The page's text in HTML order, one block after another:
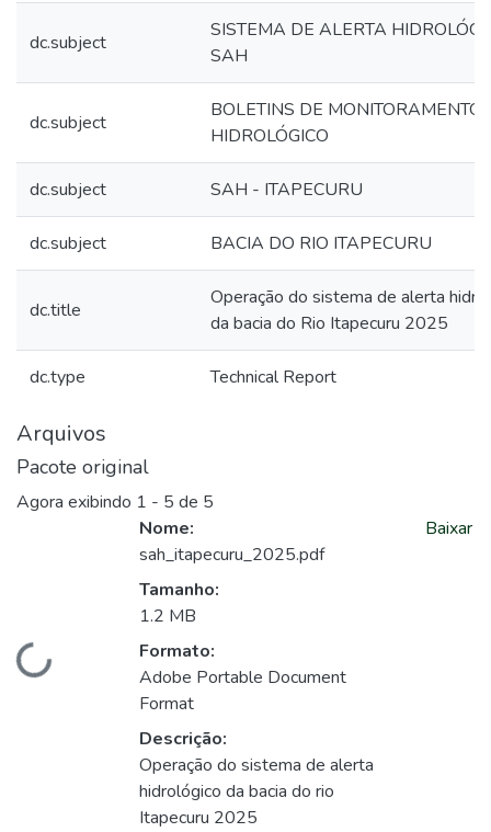
dc.subject
SISTEMA DE ALERTA
SAH
dc.subject
BOLETINS DE MONITORAMENTO
HIDROLÓGICO
dc.subject SAH - ITAPECURU
dc.subject BACIA DO RIO ITAPECURU
dc.title
Operação do sistema de alerta
da bacia do Rio Itapecuru 2025
dc.type Technical Report
Arquivos
Pacote original
Agora exibindo 1 - 5 de 5
Carregando...
Nome:
sah_itapecuru_2025.pdf
Tamanho:
1.2 MB
Formato:
Adobe Portable Document
Format
Descrição:
Operação do sistema de alerta
hidrológico da bacia do rio
Itapecuru 2025
Baixar